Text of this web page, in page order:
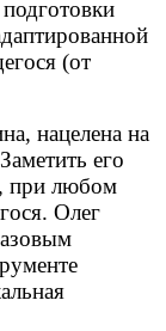
(от
нацелена на
его
при любом
Олег